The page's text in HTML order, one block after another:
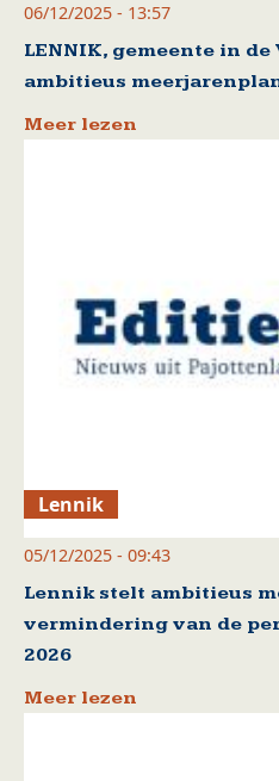
06/12/2025 - 13:57
LENNIK, gemeente in
ambitieus
Meer lezen
Lennik
05/12/2025 - 09:43
Lennik stelt ambitieus
vermindering van de
2026
Meer lezen